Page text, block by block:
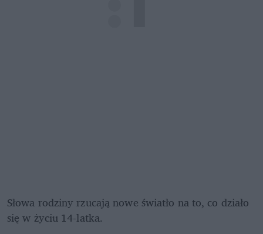
Słowa rodziny rzucają nowe światło na to, co działo
się w życiu 14-latka.